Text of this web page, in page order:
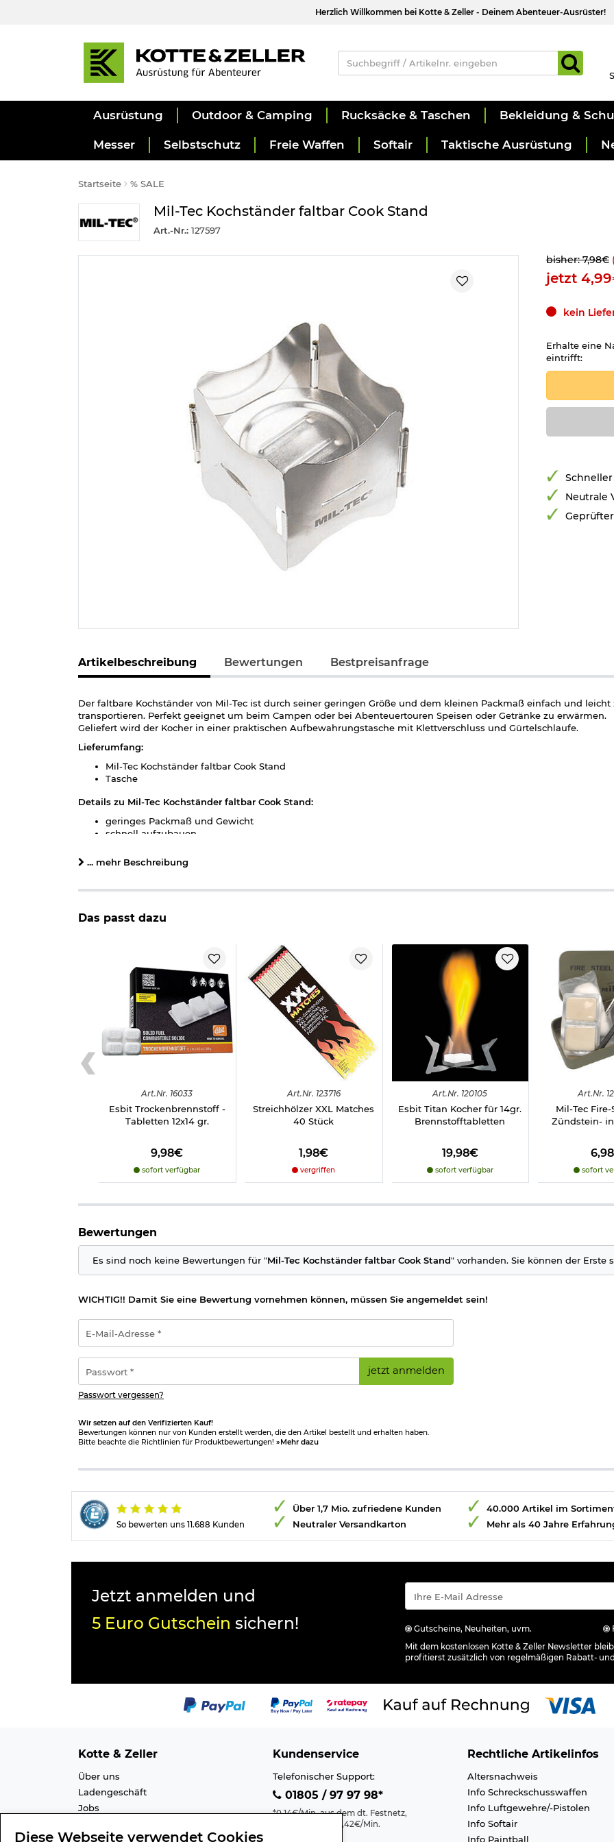
Diese Webseite verwendet Cookies
Herzlich Willkommen bei Kotte & Zeller - Deinem Abenteuer-Ausrüster!
Ausrüstung Outdoor & Camping Rucksäcke & Taschen Bekleidung &
Messer Selbstschutz Freie Waffen Softair Taktische Ausrüstung
Startseite % SALE
Mil-Tec Kochständer faltbar Cook Stand
Art.-Nr.: 127597
bisher: 7,98€
jetzt
kein
Erhalte eine
eintrifft:
Neutrale
Artikelbeschreibung Bewertungen Bestpreisanfrage
Der faltbare Kochständer von Mil-Tec ist durch seiner geringen Größe und dem kleinen Packmaß einfach und leicht
transportieren. Perfekt geeignet um beim Campen oder bei Abenteuertouren Speisen oder Getränke zu erwärmen.
Geliefert wird der Kocher in einer praktischen Aufbewahrungstasche mit Klettverschluss und Gürtelschlaufe.
Lieferumfang:
Mil-Tec Kochständer faltbar Cook Stand
Tasche
Details zu Mil-Tec Kochständer faltbar Cook Stand:
geringes Packmaß und Gewicht
schnell aufzubauen
inkl. Aufbewahrungstasche
Maße: ca. 8 x 8 x8 cm
Gewicht: ca. 100 g
Material Tasche: 100% Polyester
... mehr Beschreibung
Das passt dazu
Art.Nr. 16033
Esbit Trockenbrennstoff -
Tabletten 12x14 gr.
9,98€
sofort verfügbar
Art.Nr. 123716
Streichhölzer XXL Matches
40 Stück
1,98€
vergriffen
Art.Nr. 120105
Esbit Titan Kocher für 14gr.
Brennstofftabletten
19,98€
sofort verfügbar
Art.Nr.
Mil-Tec
Zündstein-
sofort
Bewertungen
Es sind noch keine Bewertungen für "Mil-Tec Kochständer faltbar Cook Stand" vorhanden. Sie können der Erste
WICHTIG!! Damit Sie eine Bewertung vornehmen können, müssen Sie angemeldet sein!
Mail-
Adresse
*
jetzt anmelden
Passwort vergessen?
Wir setzen auf den Verifizierten Kauf!
Bewertungen können nur von Kunden erstellt werden, die den Artikel bestellt und erhalten haben.
Bitte beachte die Richtlinien für Produktbewertungen! »Mehr dazu
So bewerten uns 11.688 Kunden
Über 1,7 Mio. zufriedene Kunden
Neutraler Versandkarton
40.000 Artikel im
Mehr als 40 Jahre
Jetzt anmelden und
5 Euro Gutschein sichern! Gutscheine, Neuheiten, uvm.
Mit dem kostenlosen Kotte & Zeller Newsletter
profitierst zusätzlich von regelmäßigen Rabatt-
Kotte & Zeller
Über uns
Ladengeschäft
Jobs
Datenschutz
Kundenservice
Telefonischer Support:
01805 / 97 97 98*
*0,14€/Min. aus dem dt. Festnetz,
Mobilfunk max. 0,42€/Min.
Rechtliche Artikelinfos
Altersnachweis
Info Schreckschusswaffen
Info Luftgewehre/-Pistolen
Info Softair
Info Paintball